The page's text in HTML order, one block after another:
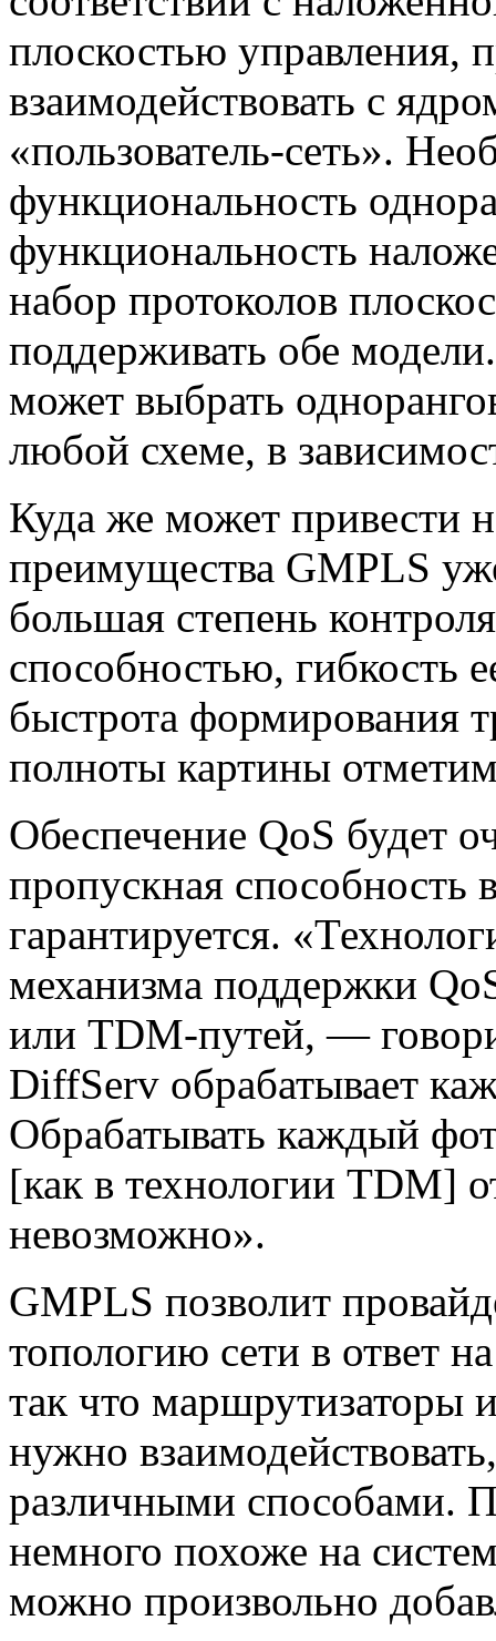
плоскостью управления,
взаимодействовать с
«пользователь-сеть».
функциональность
функциональность
набор протоколов
поддерживать обе
может выбрать
любой схеме, в
Куда же может привести
преимущества GMPLS
большая степень
способностью, гибкость
быстрота формирования
полноты картины
Обеспечение QoS будет
пропускная способность
гарантируется.
механизма поддержки
или TDM-путей, —
DiffServ обрабатывает
Обрабатывать каждый
[как в технологии TDM]
невозможно».
GMPLS позволит
топологию сети в ответ
так что маршрутизаторы
нужно
различными способами.
немного похоже на
можно произвольно